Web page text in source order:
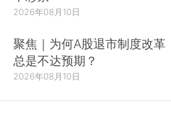
2026年08月10日
聚焦｜为何A股退市制度改革
总是不达预期？
2026年08月10日